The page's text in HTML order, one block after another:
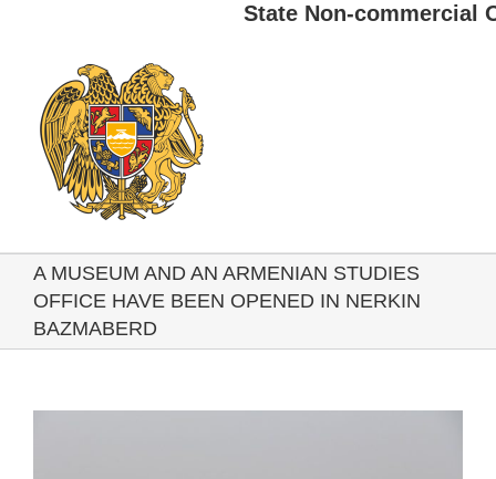
State Non-commercial
A MUSEUM AND AN ARMENIAN STUDIES
OFFICE HAVE BEEN OPENED IN NERKIN
BAZMABERD